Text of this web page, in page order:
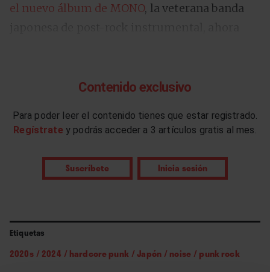
el nuevo álbum de MONO, la veterana banda
octavo álbum deMelt-Banana, otra banda
constante.
El grupo nació en 1991, pero ha sufrido varios
parones discográficos importantes. Desde
publiquen el nuevo en A-Zap Records –el sello
discográfico de su propiedad–, lo harán once
Contenido exclusivo
Para poder leer el contenido tienes que estar registrado.
Regístrate y podrás acceder a 3 artículos gratis al mes.
Suscríbete Inicia sesión
Etiquetas
2020s / 2024 / hardcore punk /Japón / noise / punk rock